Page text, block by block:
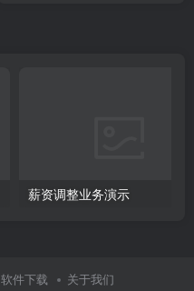
薪资调整业务演示
软件下载 关于我们